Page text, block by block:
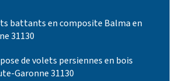
battants en composite Balma en
31130
de volets persiennes en bois
Garonne 31130